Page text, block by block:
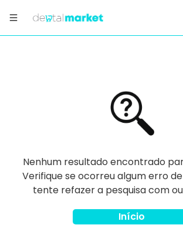
Nenhum resultado encontrado
Verifique se ocorreu algum erro
tente refazer a pesquisa com
Início